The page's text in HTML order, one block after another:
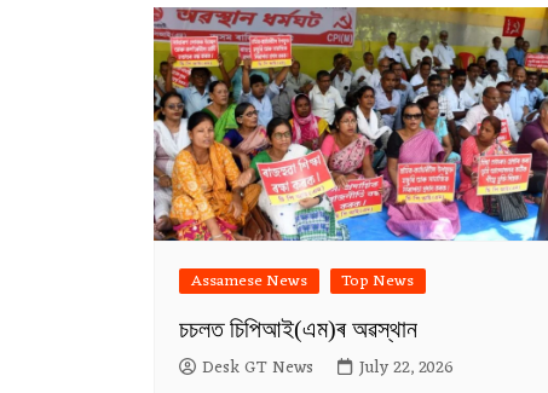
Assamese News Top News
চচলত চিপিআই(এম)ৰ অৱস্থান
Desk GT News July 22, 2026